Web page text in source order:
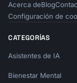
      content: [{
        type: "text",
        text: `Found ${results.length}
      }],
  }
Acerca deBlog
Configuración de
CATEGORÍAS
Asistentes de IA
Bienestar Mental